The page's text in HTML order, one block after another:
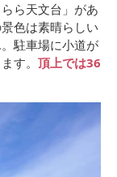
ら天文台」があ
色は素晴らしい
駐車場に小道が
す。 頂上では36